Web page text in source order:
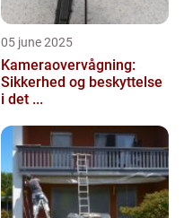
05 june 2025
Kameraovervågning:
Sikkerhed og beskyttelse
i det ...